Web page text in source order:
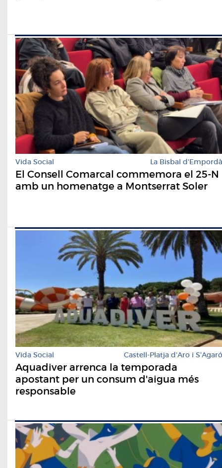
Vida Social La Bisbal d'Empordà
El Consell Comarcal commemora el 25-N
amb un homenatge a Montserrat Soler
Vida Social Castell-Platja d'Aro i S'Agaró
Aquadiver arrenca la temporada
apostant per un consum d'aigua més
responsable